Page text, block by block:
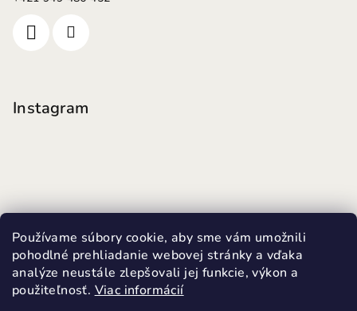
Používame súbory cookie, aby sme vám umožnili
pohodlné prehliadanie webovej stránky a vďaka
analýze neustále zlepšovali jej funkcie, výkon a
použiteľnosť. Viac informácií
Instagram